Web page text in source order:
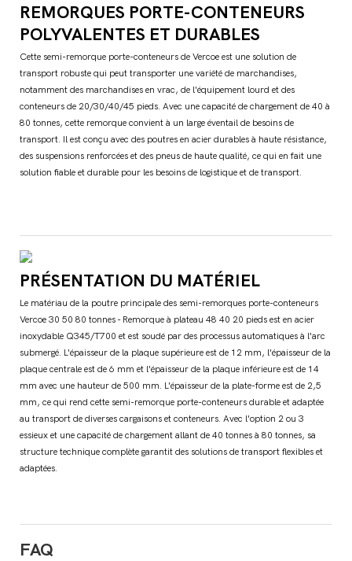
REMORQUES PORTE-CONTENEURS
POLYVALENTES ET DURABLES
Cette semi-remorque porte-conteneurs de Vercoe est une solution de
transport robuste qui peut transporter une variété de marchandises,
notamment des marchandises en vrac, de l'équipement lourd et des
conteneurs de 20/30/40/45 pieds. Avec une capacité de chargement de 40 à
80 tonnes, cette remorque convient à un large éventail de besoins de
transport. Il est conçu avec des poutres en acier durables à haute résistance,
des suspensions renforcées et des pneus de haute qualité, ce qui en fait une
solution fiable et durable pour les besoins de logistique et de transport.
PRÉSENTATION DU MATÉRIEL
Le matériau de la poutre principale des semi-remorques porte-conteneurs
Vercoe 30 50 80 tonnes - Remorque à plateau 48 40 20 pieds est en acier
inoxydable Q345/T700 et est soudé par des processus automatiques à l'arc
submergé. L'épaisseur de la plaque supérieure est de 12 mm, l'épaisseur de la
plaque centrale est de 6 mm et l'épaisseur de la plaque inférieure est de 14
mm avec une hauteur de 500 mm. L'épaisseur de la plate-forme est de 2,5
mm, ce qui rend cette semi-remorque porte-conteneurs durable et adaptée
au transport de diverses cargaisons et conteneurs. Avec l'option 2 ou 3
essieux et une capacité de chargement allant de 40 tonnes à 80 tonnes, sa
structure technique complète garantit des solutions de transport flexibles et
adaptées.
FAQ